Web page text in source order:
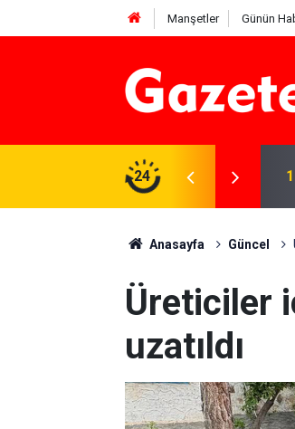
Manşetler Günün
24
karşı denetimler artırıldı
Anasayfa Güncel
Üreticiler
uzatıldı